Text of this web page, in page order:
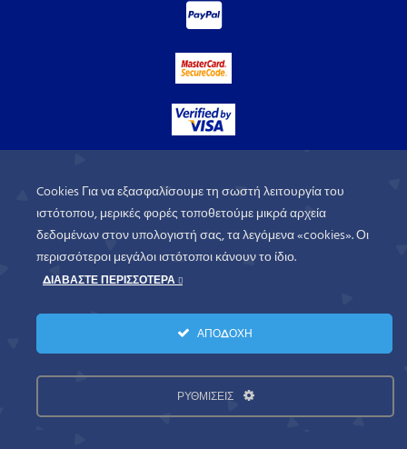
© 2026. All rights
Πολιτική Απορρήτου Όροι Χρήσης
Cookies Για να εξασφαλίσουμε τη σωστή λειτουργία του
ιστότοπου, μερικές φορές τοποθετούμε μικρά αρχεία
δεδομένων στον υπολογιστή σας, τα λεγόμενα «cookies». Οι
περισσότεροι μεγάλοι ιστότοποι κάνουν το ίδιο.
ΔΙΑΒΑΣΤΕ ΠΕΡΙΣΣΟΤΕΡΑ
ΑΠΟΔΟΧΗ
ΡΥΘΜΙΣΕΙΣ